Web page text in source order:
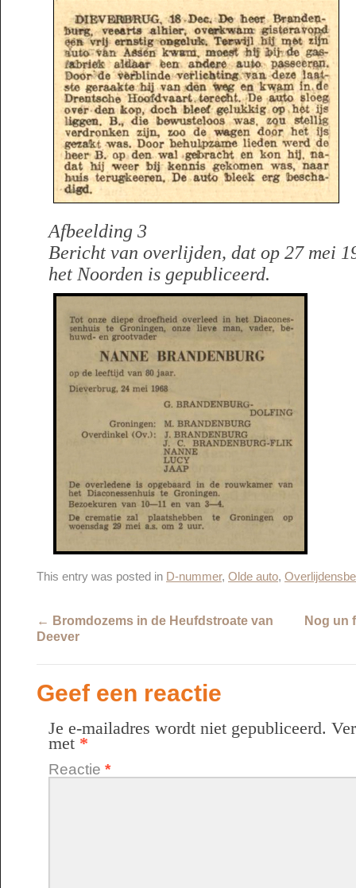
Afbeelding 3
Bericht van overlijden, dat op 27 mei
het Noorden is gepubliceerd.
This entry was posted in D-nummer, Olde auto,
← Bromdozems in de Heufdstroate van
Deever
Nog un
Geef een reactie
Je e-mailadres wordt niet gepubliceerd.
met *
Reactie *